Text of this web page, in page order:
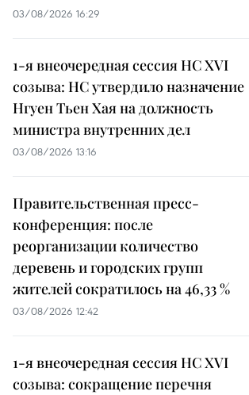
03/08/2026 16:29
1-я внеочередная сессия НС XVI
созыва: НС утвердило назначение
Нгуен Тьен Хая на должность
министра внутренних дел
03/08/2026 13:16
Правительственная пресс-
конференция: после
реорганизации количество
деревень и городских групп
жителей сократилось на 46,33 %
03/08/2026 12:42
1-я внеочередная сессия НС XVI
созыва: сокращение перечня